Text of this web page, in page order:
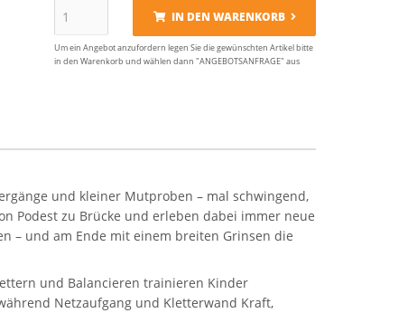
IN DEN WARENKORB
Um ein Angebot anzufordern legen Sie die gewünschten Artikel bitte
in den Warenkorb und wählen dann "ANGEBOTSANFRAGE" aus
und kleiner Mutproben – mal schwingend,
Podest zu Brücke und erleben dabei immer neue
– und am Ende mit einem breiten Grinsen die
und Balancieren trainieren Kinder
Netzaufgang und Kletterwand Kraft,